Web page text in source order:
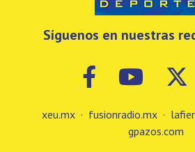
Síguenos en nuestras
xeu.mx · fusionradio.mx ·
gpazos.com